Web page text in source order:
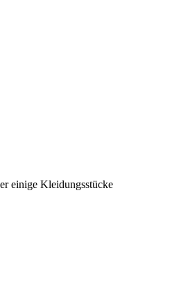
einige Kleidungsstücke